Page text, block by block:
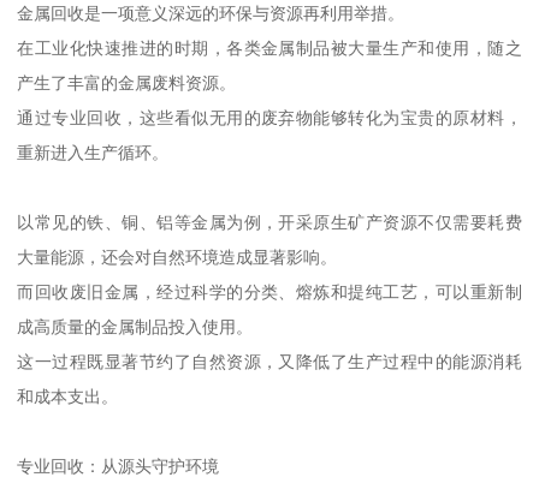
金属回收是一项意义深远的环保与资源再利用举措。
在工业化快速推进的时期，各类金属制品被大量生产和使用，随之
产生了丰富的金属废料资源。
通过专业回收，这些看似无用的废弃物能够转化为宝贵的原材料，
重新进入生产循环。
以常见的铁、铜、铝等金属为例，开采原生矿产资源不仅需要耗费
大量能源，还会对自然环境造成显著影响。
而回收废旧金属，经过科学的分类、熔炼和提纯工艺，可以重新制
成高质量的金属制品投入使用。
这一过程既显著节约了自然资源，又降低了生产过程中的能源消耗
和成本支出。
专业回收：从源头守护环境